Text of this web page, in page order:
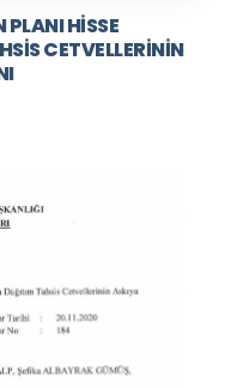
PLANI HISSE
CETVELLERININ